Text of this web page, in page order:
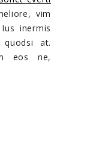
vim
inermis
at.
eos ne,